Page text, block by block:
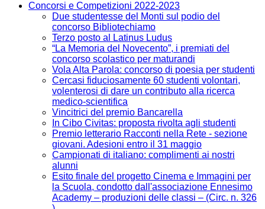
Concorsi e Competizioni 2022-2023
Due studentesse del Monti sul podio del
concorso Bibliotechiamo
Terzo posto al Latinus Ludus
“La Memoria del Novecento”, i premiati del
concorso scolastico per maturandi
Vola Alta Parola: concorso di poesia per studenti
Cercasi fiduciosamente 60 studenti volontari,
volenterosi di dare un contributo alla ricerca
medico-scientifica
Vincitrici del premio Bancarella
In Cibo Civitas: proposta rivolta agli studenti
Premio letterario Racconti nella Rete - sezione
giovani. Adesioni entro il 31 maggio
Campionati di italiano: complimenti ai nostri
alunni
Esito finale del progetto Cinema e Immagini per
la Scuola, condotto dall'associazione Ennesimo
Academy – produzioni delle classi – (Circ. n. 326